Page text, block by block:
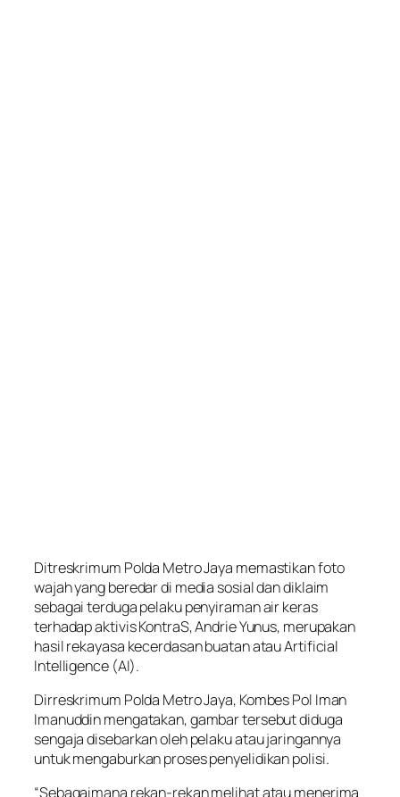
Ditreskrimum Polda Metro Jaya memastikan foto
wajah yang beredar di media sosial dan diklaim
sebagai terduga pelaku penyiraman air keras
terhadap aktivis KontraS, Andrie Yunus, merupakan
hasil rekayasa kecerdasan buatan atau Artificial
Intelligence (AI).
Dirreskrimum Polda Metro Jaya, Kombes Pol Iman
Imanuddin mengatakan, gambar tersebut diduga
sengaja disebarkan oleh pelaku atau jaringannya
untuk mengaburkan proses penyelidikan polisi.
“Sebagaimana rekan-rekan melihat atau menerima